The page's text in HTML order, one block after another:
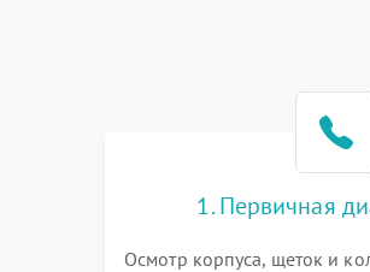
Программные сбои
1. Первичная
Осмотр корпуса, щеток и